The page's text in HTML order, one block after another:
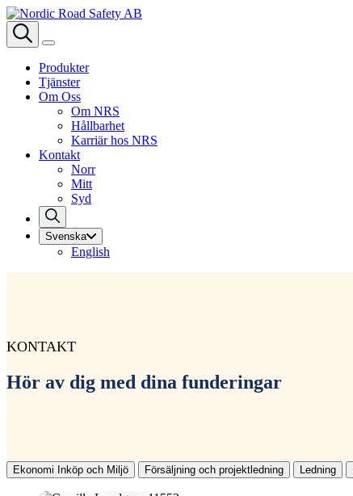
Produkter
Tjänster
Om Oss
Om NRS
Hållbarhet
Karriär hos NRS
Kontakt
Norr
Mitt
Syd
Svenska
English
KONTAKT
Hör av dig med dina funderingar
Ekonomi Inköp och Miljö Försäljning och projektledning Ledning